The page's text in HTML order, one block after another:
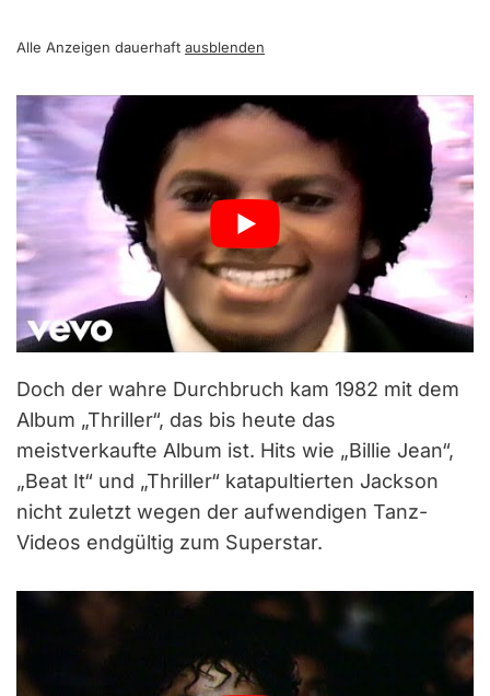
Alle Anzeigen dauerhaft ausblenden
Doch der wahre Durchbruch kam 1982 mit dem
Album „Thriller“, das bis heute das
meistverkaufte Album ist. Hits wie „Billie Jean“,
„Beat It“ und „Thriller“ katapultierten Jackson
nicht zuletzt wegen der aufwendigen Tanz-
Videos endgültig zum Superstar.